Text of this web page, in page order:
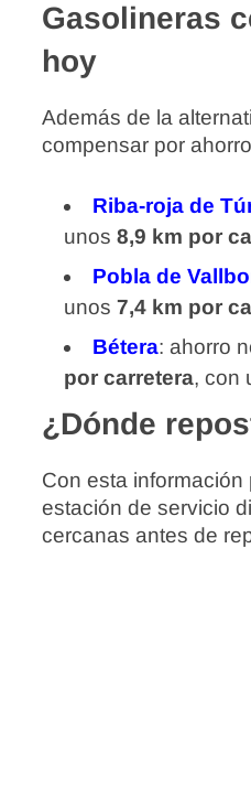
Gasolineras
hoy
Además de la
compensar por
Riba-roja de
unos 8,9 km por
Pobla de
unos 7,4 km por
Bétera: ahorro
por carretera, con
¿Dónde
Con esta
estación de servicio
cercanas antes de